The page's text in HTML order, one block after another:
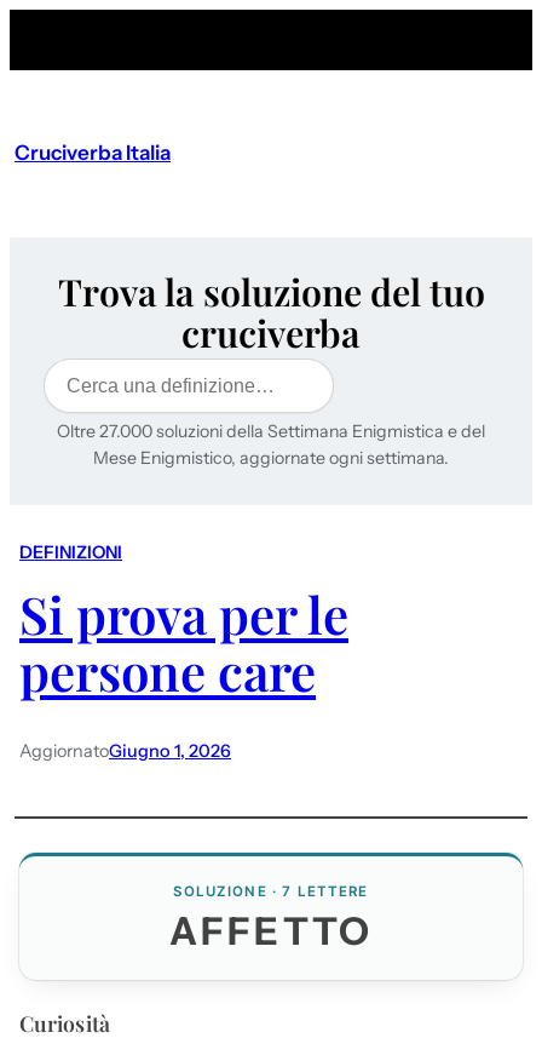
Cruciverba Italia
Trova la soluzione del tuo
cruciverba
Cerca
Oltre 27.000 soluzioni della Settimana Enigmistica e del
Mese Enigmistico, aggiornate ogni settimana.
DEFINIZIONI
Si prova per le
persone care
AggiornatoGiugno 1, 2026
SOLUZIONE · 7 LETTERE
AFFETTO
Curiosità